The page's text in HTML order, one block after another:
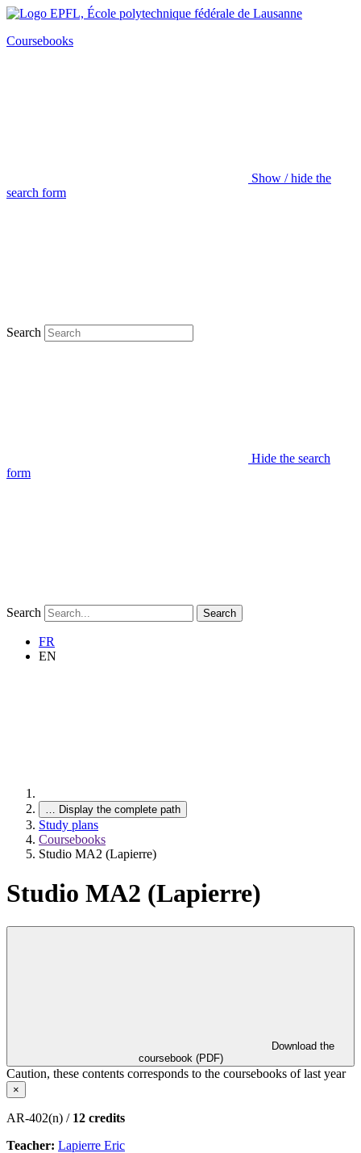
Coursebooks
Show / hide the
search form
Search
Hide the search
form
Search Search
FR
EN
… Display the complete path
Study plans
Coursebooks
Studio MA2 (Lapierre)
Studio MA2 (Lapierre)
coursebook (PDF)
Caution, these contents corresponds to the coursebooks of last year
×
AR-402(n) / 12 credits
Teacher: Lapierre Eric